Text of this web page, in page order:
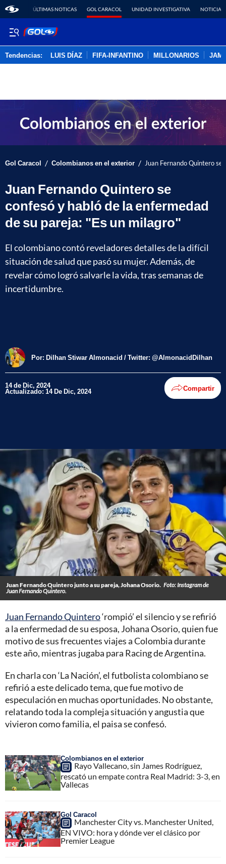
ÚLTIMAS NOTICAS GOL CARACOL UNIDAD INVESTIGATIVA NOTICIAS
Tendencias: LUIS DÍAZ FIFA-INFANTINO MILLONARIOS
Gol Caracol / Colombianos en el exterior / Juan Fernando Quintero se
Juan Fernando Quintero se
confesó y habló de la enfermedad
de su pareja: "Es un milagro"
El colombiano contó reveladores detalles de la difícil
situación de salud que pasó su mujer. Además, de
revelar cómo logró salvarle la vida, tras semanas de
incertidumbre.
Por: Dilhan Stiwar Almonacid / Twitter: @AlmonacidDilhan
14 de Dic, 2024
Actualizado: 14 De Dic, 2024 Compartir
Juan Fernando Quintero junto a su pareja, Johana Osorio. Foto: Instagram de
Juan Fernando Quintero.
Juan Fernando Quintero‘rompió’ el silencio y se refirió
a la enfermedad de su esposa, Johana Osorio, quien fue
motivo de sus frecuentes viajes a Colombia durante
este año, mientras jugaba para Racing de Argentina.
En charla con ‘La Nación’, el futbolista colombiano se
refirió a este delicado tema, que fue motivo de
especulación en muchas oportunidades. No obstante,
relatando toda la compleja situación y angustia que
vivieron como familia, el paisa se confesó.
Colombianos en el exterior
Rayo Vallecano, sin James Rodríguez,
rescató un empate contra Real Madrid: 3-3, en
Vallecas
Gol Caracol
Manchester City vs. Manchester United,
EN VIVO: hora y dónde ver el clásico por
Premier League